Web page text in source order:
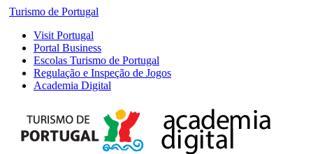
Turismo de Portugal
Visit Portugal
Portal Business
Escolas Turismo de Portugal
Regulação e Inspeção de Jogos
Academia Digital